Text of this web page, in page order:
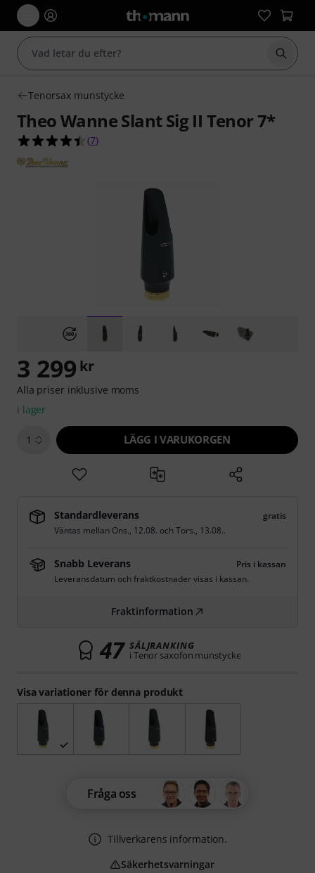
Börja
Tenorsax munstycke
Theo Wanne Slant Sig II Tenor 7*
4.4 av 5 stjärnor från 7 kundbetyg
(7)
Visa variationer för denna produkt
3 299 kr
Alla priser inklusive moms
i lager
1 LÄGG I VARUKORGEN
Standardleverans
gratis
Väntas mellan Ons., 12.08. ochTors., 13.08..
Snabb Leverans
Pris i kassan
Leveransdatum och fraktkostnader visas i kassan.
Fraktinformation
47 SÄLJRANKING
i Tenor saxofon munstycke
Fråga oss
Tillverkarens information.
Säkerhetsvarningar